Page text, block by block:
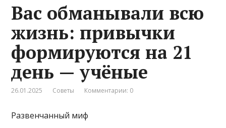
Вас обманывали всю
жизнь: привычки
формируются на 21
день — учёные
26.01.2025 Советы Комментарии: 0
Развенчанный миф